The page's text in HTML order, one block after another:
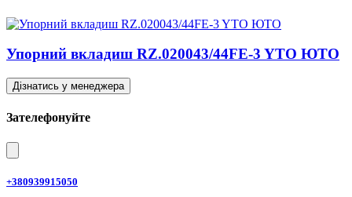
Упорний вкладиш RZ.020043/44FE-3 YTO ЮТО
Дізнатись у менеджера
Зателефонуйте
+380939915050